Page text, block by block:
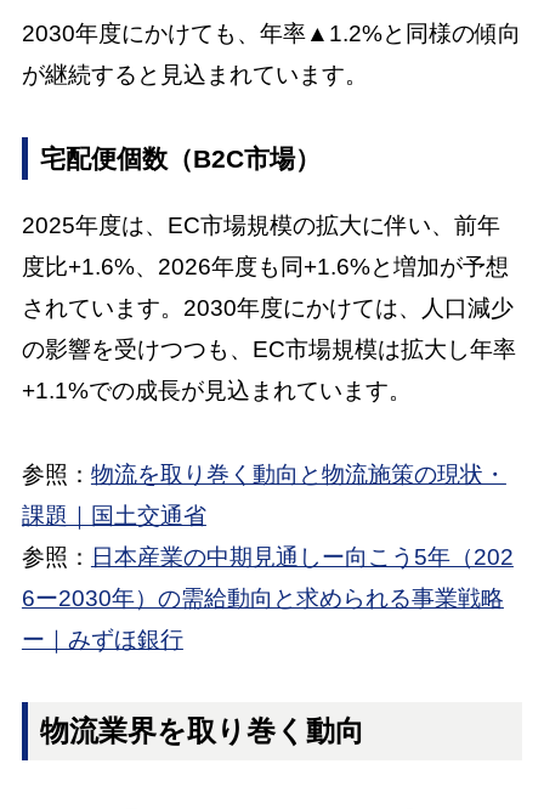
2030年度にかけても、年率▲1.2%と同様の傾向
が継続すると見込まれています。
宅配便個数（B2C市場）
2025年度は、EC市場規模の拡大に伴い、前年
度比+1.6%、2026年度も同+1.6%と増加が予想
されています。2030年度にかけては、人口減少
の影響を受けつつも、EC市場規模は拡大し年率
+1.1%での成長が見込まれています。
参照： 物流を取り巻く動向と物流施策の現状・
課題｜国土交通省
参照： 日本産業の中期見通しー向こう5年（202
6ー2030年）の需給動向と求められる事業戦略
ー｜みずほ銀行
物流業界を取り巻く動向